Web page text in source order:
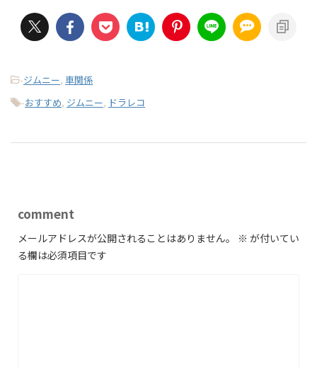
-ジムニー, 車関係
-おすすめ, ジムニー, ドラレコ
comment
メールアドレスが公開されることはありません。 ※ が付いてい
る欄は必須項目です